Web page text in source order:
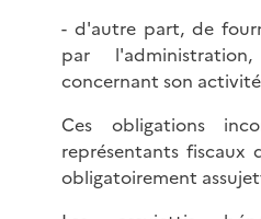
- d'autre part, de
par
concernant son
Ces obligations
représentants fiscaux
obligatoirement